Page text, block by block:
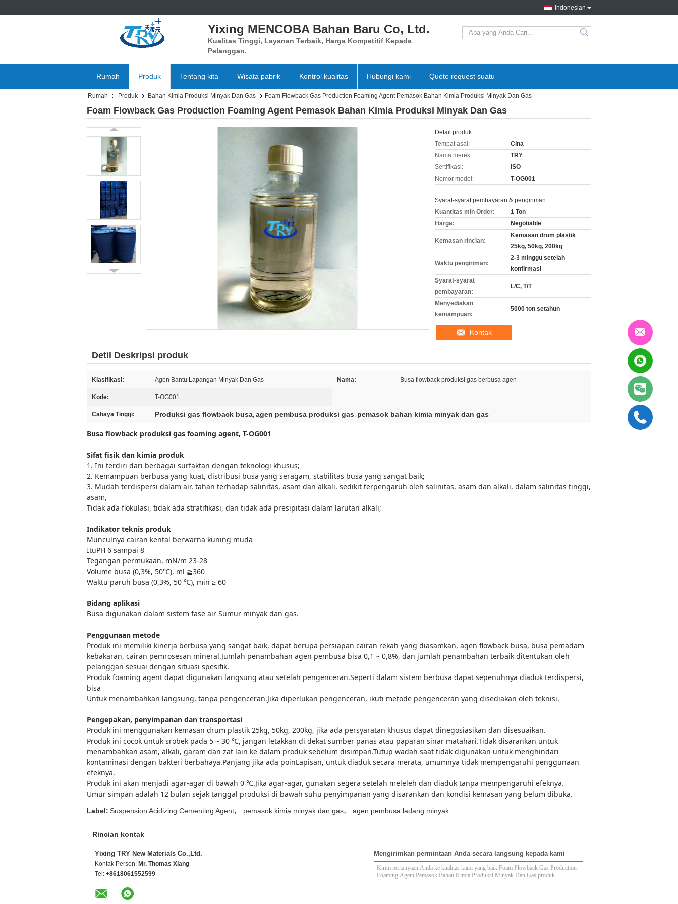
Indonesian
Yixing MENCOBA Bahan Baru Co, Ltd.
Kualitas Tinggi, Layanan Terbaik, Harga Kompetitif Kepada
Pelanggan.
Rumah Produk Tentang kita Wisata pabrik Kontrol kualitas Hubungi kami Quote request suatu
Rumah Produk Bahan Kimia Produksi Minyak Dan Gas Foam Flowback Gas Production Foaming Agent Pemasok Bahan Kimia Produksi Minyak Dan Gas
Foam Flowback Gas Production Foaming Agent Pemasok Bahan Kimia Produksi Minyak Dan Gas
Detail produk:
Tempat asal:
Cina
Nama merek:
TRY
Sertifikasi:
ISO
Nomor model:
T-OG001
Syarat-syarat pembayaran & pengiriman:
Kuantitas min Order:
1 Ton
Harga:
Negotiable
Kemasan rincian:
Kemasan drum plastik
25kg, 50kg, 200kg
Waktu pengiriman:
2-3 minggu setelah
konfirmasi
Syarat-syarat
pembayaran:
L/C, T/T
Menyediakan
kemampuan:
5000 ton setahun
Kontak
Detil Deskripsi produk
Klasifikasi: Agen Bantu Lapangan Minyak Dan Gas Nama: Busa flowback produksi gas berbusa agen
Kode: T-OG001
Cahaya Tinggi: Produksi gas flowback busa, agen pembusa produksi gas, pemasok bahan kimia minyak dan gas
Busa flowback produksi gas foaming agent, T-OG001
Sifat fisik dan kimia produk
1. Ini terdiri dari berbagai surfaktan dengan teknologi khusus;
2. Kemampuan berbusa yang kuat, distribusi busa yang seragam, stabilitas busa yang sangat baik;
3. Mudah terdispersi dalam air, tahan terhadap salinitas, asam dan alkali, sedikit terpengaruh oleh salinitas, asam dan alkali, dalam salinitas tinggi,
asam,
Tidak ada flokulasi, tidak ada stratifikasi, dan tidak ada presipitasi dalam larutan alkali;
Indikator teknis produk
Munculnya cairan kental berwarna kuning muda
ItuPH 6 sampai 8
Tegangan permukaan, mN/m 23-28
Volume busa (0,3%, 50℃), ml ≧360
Waktu paruh busa (0,3%, 50 ℃), min ≥ 60
Bidang aplikasi
Busa digunakan dalam sistem fase air Sumur minyak dan gas.
Penggunaan metode
Produk ini memiliki kinerja berbusa yang sangat baik, dapat berupa persiapan cairan rekah yang diasamkan, agen flowback busa, busa pemadam
kebakaran, cairan pemrosesan mineral.Jumlah penambahan agen pembusa bisa 0,1 ~ 0,8%, dan jumlah penambahan terbaik ditentukan oleh
pelanggan sesuai dengan situasi spesifik.
Produk foaming agent dapat digunakan langsung atau setelah pengenceran.Seperti dalam sistem berbusa dapat sepenuhnya diaduk terdispersi,
bisa
Untuk menambahkan langsung, tanpa pengenceran.Jika diperlukan pengenceran, ikuti metode pengenceran yang disediakan oleh teknisi.
Pengepakan, penyimpanan dan transportasi
Produk ini menggunakan kemasan drum plastik 25kg, 50kg, 200kg, jika ada persyaratan khusus dapat dinegosiasikan dan disesuaikan.
Produk ini cocok untuk srobek pada 5 ~ 30 ℃, jangan letakkan di dekat sumber panas atau paparan sinar matahari.Tidak disarankan untuk
menambahkan asam, alkali, garam dan zat lain ke dalam produk sebelum disimpan.Tutup wadah saat tidak digunakan untuk menghindari
kontaminasi dengan bakteri berbahaya.Panjang jika ada poinLapisan, untuk diaduk secara merata, umumnya tidak mempengaruhi penggunaan
efeknya.
Produk ini akan menjadi agar-agar di bawah 0 ℃.Jika agar-agar, gunakan segera setelah meleleh dan diaduk tanpa mempengaruhi efeknya.
Umur simpan adalah 12 bulan sejak tanggal produksi di bawah suhu penyimpanan yang disarankan dan kondisi kemasan yang belum dibuka.
Label: Suspension Acidizing Cementing Agent, pemasok kimia minyak dan gas, agen pembusa ladang minyak
Rincian kontak
Yixing TRY New Materials Co.,Ltd.
Kontak Person: Mr. Thomas Xiang
Tel: +8618061552599
Mengirimkan permintaan Anda secara langsung kepada kami